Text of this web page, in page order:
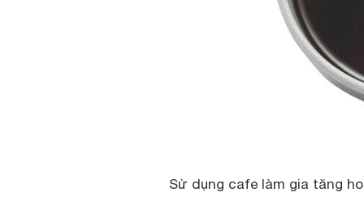
Sử dụng cafe làm gia tăng